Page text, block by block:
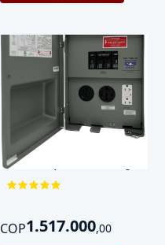
Conector de alimentación
RV 80 Amps 120/240V gris
COP1.517.000,00